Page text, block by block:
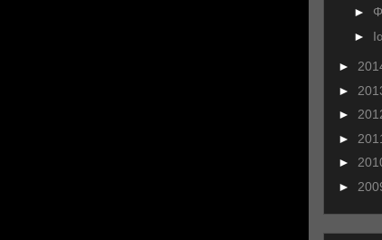
►
►
►
►
►
►
►
►